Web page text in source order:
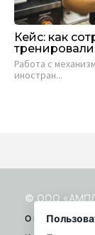
Кейс: как
тренировали
Работа с
иностран...
© ООО
О проекте